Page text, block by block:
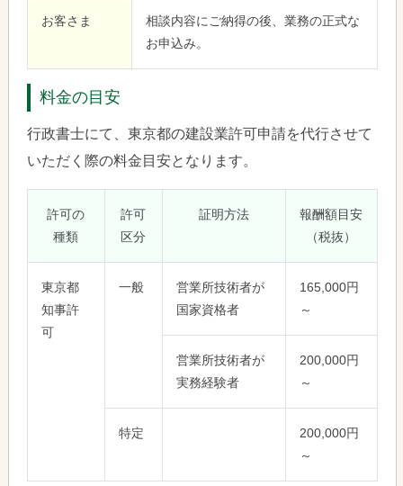
お客さま
相談内容にご納得の後、業務の正式な
お申込み。
料金の目安
行政書士にて、東京都の建設業許可申請を代行させて
いただく際の料金目安となります。
許可の
種類
許可
区分
証明方法
報酬額目安
（税抜）
東京都
知事許
可
一般
営業所技術者が
国家資格者
165,000円
～
営業所技術者が
実務経験者
200,000円
～
特定
200,000円
～